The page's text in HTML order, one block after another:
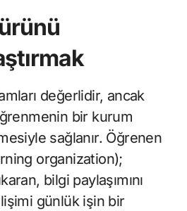
değerlidir, ancak
bir kurum
sağlanır. Öğrenen
organization);
bilgi paylaşımını
günlük işin bir